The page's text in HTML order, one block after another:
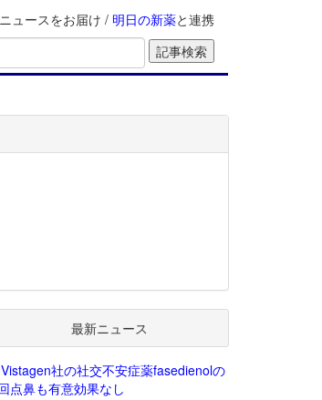
ュースをお届け / 明日の新薬と連携
最新ニュース
Vistagen社の社交不安症薬fasedienolの
点鼻も有意効果なし